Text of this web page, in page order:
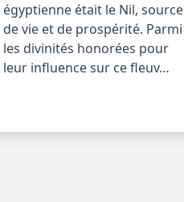
égyptienne était le Nil, source
de vie et de prospérité. Parmi
les divinités honorées pour
leur influence sur ce fleuv…